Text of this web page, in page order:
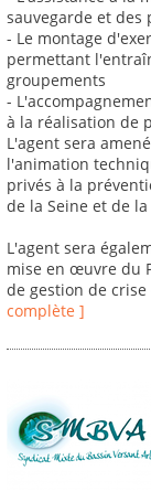
sauvegarde et des
- Le montage
permettant
groupements
-
à la réalisation de
L'agent sera
l'animation
privés à la
de la Seine et de
L'agent sera
mise en œuvre du
de gestion de crise
complète ]